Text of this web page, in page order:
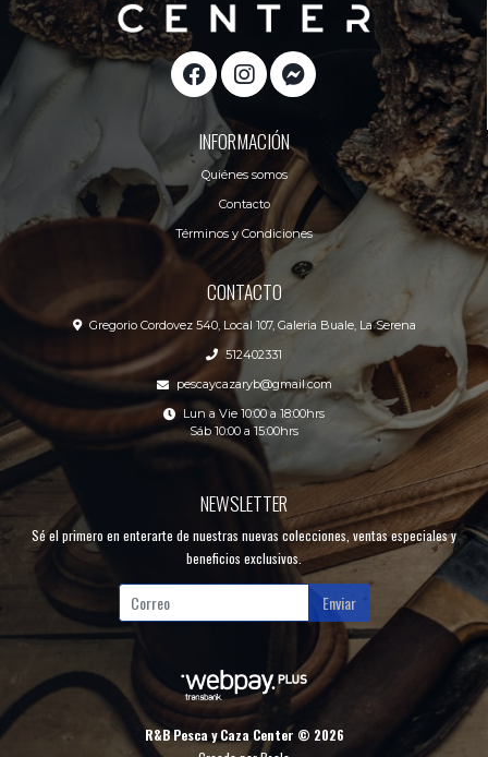
INFORMACIÓN
Quiénes somos
Contacto
Términos y Condiciones
CONTACTO
Gregorio Cordovez 540, Local 107, Galeria Buale, La Serena
512402331
pescaycazaryb@gmail.com
Lun a Vie 10:00 a 18:00hrs
Sáb 10:00 a 15:00hrs
NEWSLETTER
Sé el primero en enterarte de nuestras nuevas colecciones, ventas especiales y
beneficios exclusivos.
Enviar
R&B Pesca y Caza Center © 2026